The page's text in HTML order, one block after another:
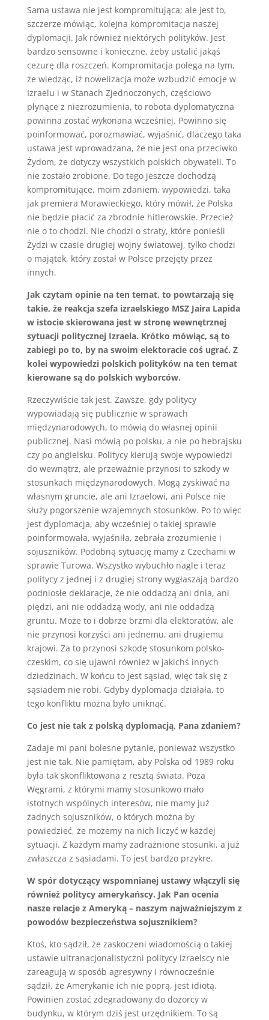
Sama ustawa nie jest kompromitująca; ale jest to,
szczerze mówiąc, kolejna kompromitacja naszej
dyplomacji. Jak również niektórych polityków. Jest
bardzo sensowne i konieczne, żeby ustalić jakąś
cezurę dla roszczeń. Kompromitacja polega na tym,
że wiedząc, iż nowelizacja może wzbudzić emocje w
Izraelu i w Stanach Zjednoczonych, częściowo
płynące z niezrozumienia, to robota dyplomatyczna
powinna zostać wykonana wcześniej. Powinno się
poinformować, porozmawiać, wyjaśnić, dlaczego taka
ustawa jest wprowadzana, że nie jest ona przeciwko
Żydom, że dotyczy wszystkich polskich obywateli. To
nie zostało zrobione. Do tego jeszcze dochodzą
kompromitujące, moim zdaniem, wypowiedzi, taka
jak premiera Morawieckiego, który mówił, że Polska
nie będzie płacić za zbrodnie hitlerowskie. Przecież
nie o to chodzi. Nie chodzi o straty, które ponieśli
Żydzi w czasie drugiej wojny światowej, tylko chodzi
o majątek, który został w Polsce przejęty przez
innych.
Jak czytam opinie na ten temat, to powtarzają się
takie, że reakcja szefa izraelskiego MSZ Jaira Lapida
w istocie skierowana jest w stronę wewnętrznej
sytuacji politycznej Izraela. Krótko mówiąc, są to
zabiegi po to, by na swoim elektoracie coś ugrać. Z
kolei wypowiedzi polskich polityków na ten temat
kierowane są do polskich wyborców.
Rzeczywiście tak jest. Zawsze, gdy politycy
wypowiadają się publicznie w sprawach
międzynarodowych, to mówią do własnej opinii
publicznej. Nasi mówią po polsku, a nie po hebrajsku
czy po angielsku. Politycy kierują swoje wypowiedzi
do wewnątrz, ale przeważnie przynosi to szkody w
stosunkach międzynarodowych. Mogą zyskiwać na
własnym gruncie, ale ani Izraelowi, ani Polsce nie
służy pogorszenie wzajemnych stosunków. Po to więc
jest dyplomacja, aby wcześniej o takiej sprawie
poinformowała, wyjaśniła, zebrała zrozumienie i
sojuszników. Podobną sytuację mamy z Czechami w
sprawie Turowa. Wszystko wybuchło nagle i teraz
politycy z jednej i z drugiej strony wygłaszają bardzo
podniosłe deklaracje, że nie oddadzą ani dnia, ani
piędzi, ani nie oddadzą wody, ani nie oddadzą
gruntu. Może to i dobrze brzmi dla elektoratów, ale
nie przynosi korzyści ani jednemu, ani drugiemu
krajowi. Za to przynosi szkodę stosunkom polsko-
czeskim, co się ujawni również w jakichś innych
dziedzinach. W końcu to jest sąsiad, więc tak się z
sąsiadem nie robi. Gdyby dyplomacja działała, to
tego konfliktu można było uniknąć.
Co jest nie tak z polską dyplomacją, Pana zdaniem?
Zadaje mi pani bolesne pytanie, ponieważ wszystko
jest nie tak. Nie pamiętam, aby Polska od 1989 roku
była tak skonfliktowana z resztą świata. Poza
Węgrami, z którymi mamy stosunkowo mało
istotnych wspólnych interesów, nie mamy już
żadnych sojuszników, o których można by
powiedzieć, że możemy na nich liczyć w każdej
sytuacji. Z każdym mamy zadrażnione stosunki, a już
zwłaszcza z sąsiadami. To jest bardzo przykre.
W spór dotyczący wspomnianej ustawy włączyli się
również politycy amerykańscy. Jak Pan ocenia
nasze relacje z Ameryką – naszym najważniejszym z
powodów bezpieczeństwa sojusznikiem?
Ktoś, kto sądził, że zaskoczeni wiadomością o takiej
ustawie ultranacjonalistyczni politycy izraelscy nie
zareagują w sposób agresywny i równocześnie
sądził, że Amerykanie ich nie poprą, jest idiotą.
Powinien zostać zdegradowany do dozorcy w
budynku, w którym dziś jest urzędnikiem. To są